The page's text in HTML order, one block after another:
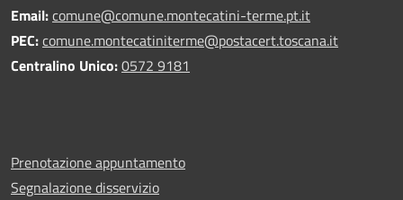
Email:comune@comune.montecatini-terme.pt.it
PEC:comune.montecatiniterme@postacert.toscana.it
Centralino Unico:0572 9181
Prenotazione appuntamento
Segnalazione disservizio